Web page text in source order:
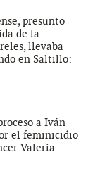
presunto
de la
llevaba
en Saltillo:
a Iván
el feminicidio
Valeria